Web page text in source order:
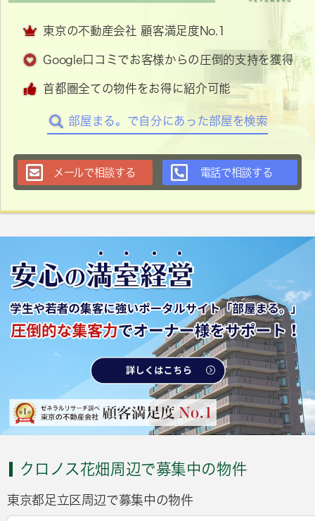
東京の不動産会社 顧客満足度No.1
Google口コミでお客様からの圧倒的支持を獲得
首都圏全ての物件をお得に紹介可能
部屋まる。で自分にあった部屋を検索
メールで相談する 電話で相談する
クロノス花畑周辺で募集中の物件
東京都足立区周辺で募集中の物件